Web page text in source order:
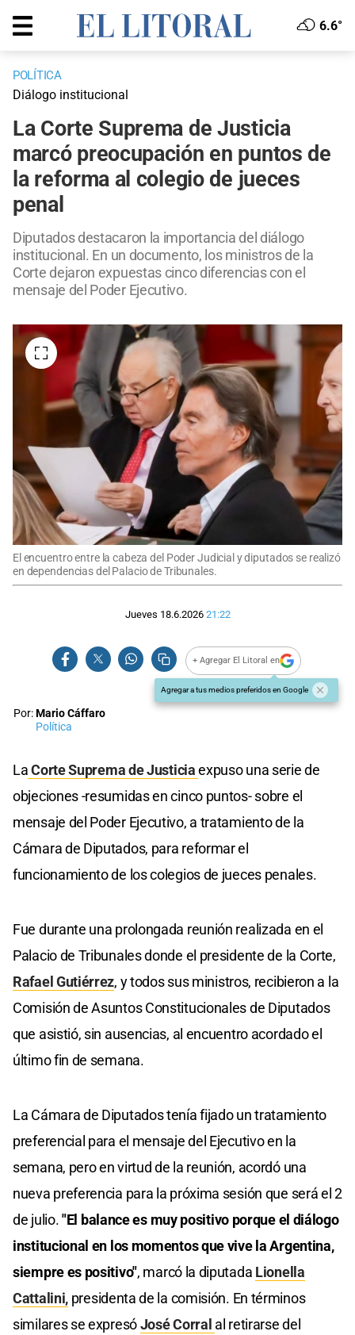
6.6°
POLÍTICA
Diálogo institucional
La Corte Suprema de Justicia
marcó preocupación en puntos de
la reforma al colegio de jueces
penal
Diputados destacaron la importancia del diálogo
institucional. En un documento, los ministros de la
Corte dejaron expuestas cinco diferencias con el
mensaje del Poder Ejecutivo.
El encuentro entre la cabeza del Poder Judicial y diputados se realizó
en dependencias del Palacio de Tribunales.
Jueves 18.6.2026 21:22
+ Agregar El Litoral en
Agregar a tus medios preferidos en Google
Por:Mario Cáffaro
Política
LaCorte Suprema de Justiciaexpuso una serie de
objeciones -resumidas en cinco puntos- sobre el
mensaje del Poder Ejecutivo, a tratamiento de la
Cámara de Diputados, para reformar el
funcionamiento de los colegios de jueces penales.
Fue durante una prolongada reunión realizada en el
Palacio de Tribunales donde el presidente de la Corte,
Rafael Gutiérrez, y todos sus ministros, recibieron a la
Comisión de Asuntos Constitucionales de Diputados
que asistió, sin ausencias, al encuentro acordado el
último fin de semana.
La Cámara de Diputados tenía fijado un tratamiento
preferencial para el mensaje del Ejecutivo en la
semana, pero en virtud de la reunión, acordó una
nueva preferencia para la próxima sesión que será el 2
de julio."El balance es muy positivo porque el diálogo
institucional en los momentos que vive la Argentina,
siempre es positivo", marcó la diputada Lionella
Cattalini, presidenta de la comisión. En términos
similares se expresóJosé Corral al retirarse del